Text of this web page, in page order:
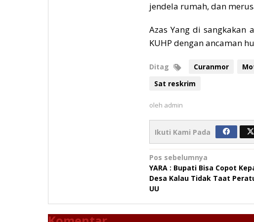
jendela rumah, dan
Azas Yang di sangkakan
KUHP dengan ancaman
Ditag Curanmor
Sat reskrim
oleh admin
Ikuti Kami Pada
Navigasi
pos
Pos sebelumnya
YARA : Bupati Bisa Copot
Desa Kalau Tidak Taat
UU